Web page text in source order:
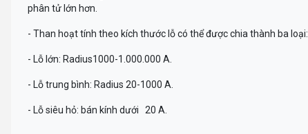
phân tử lớn hơn.
- Than hoạt tính theo kích thước lỗ có thể được chia thành ba loại:
- Lỗ lớn: Radius1000-1.000.000 A.
- Lỗ trung bình: Radius 20-1000 A.
- Lỗ siêu hỏ: bán kính dưới 20 A.